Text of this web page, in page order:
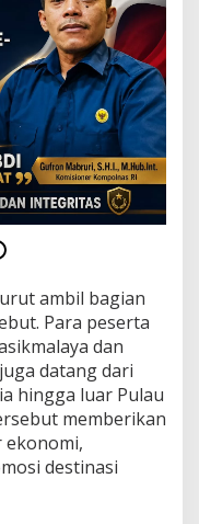
ambil bagian
Para peserta
dan
datang dari
hingga luar Pulau
memberikan
destinasi